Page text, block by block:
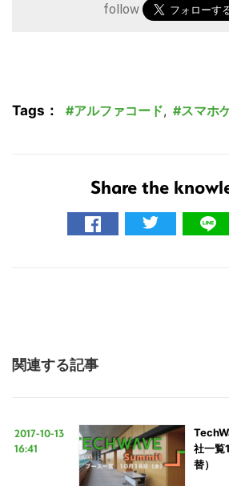
follow
Tags： アルファコード, スマホ
Share the
関連する記事
2017-10-13
16:41
社一覧
替）